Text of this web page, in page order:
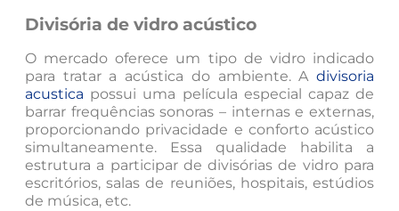
Divisória de vidro acústico
O mercado oferece um tipo de vidro indicado
para tratar a acústica do ambiente. A divisoria
acustica possui uma película especial capaz de
barrar frequências sonoras – internas e externas,
proporcionando privacidade e conforto acústico
simultaneamente. Essa qualidade habilita a
estrutura a participar de divisórias de vidro para
escritórios, salas de reuniões, hospitais, estúdios
de música, etc.